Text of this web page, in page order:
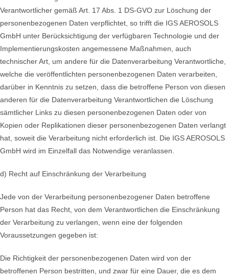
Verantwortlicher gemäß Art. 17 Abs. 1 DS-GVO zur Löschung der
personenbezogenen Daten verpflichtet, so trifft die IGS AEROSOLS
GmbH unter Berücksichtigung der verfügbaren Technologie und der
Implementierungskosten angemessene Maßnahmen, auch
technischer Art, um andere für die Datenverarbeitung Verantwortliche,
welche die veröffentlichten personenbezogenen Daten verarbeiten,
darüber in Kenntnis zu setzen, dass die betroffene Person von diesen
anderen für die Datenverarbeitung Verantwortlichen die Löschung
sämtlicher Links zu diesen personenbezogenen Daten oder von
Kopien oder Replikationen dieser personenbezogenen Daten verlangt
hat, soweit die Verarbeitung nicht erforderlich ist. Die IGS AEROSOLS
GmbH wird im Einzelfall das Notwendige veranlassen.
d) Recht auf Einschränkung der Verarbeitung
Jede von der Verarbeitung personenbezogener Daten betroffene
Person hat das Recht, von dem Verantwortlichen die Einschränkung
der Verarbeitung zu verlangen, wenn eine der folgenden
Voraussetzungen gegeben ist:
Die Richtigkeit der personenbezogenen Daten wird von der
betroffenen Person bestritten, und zwar für eine Dauer, die es dem